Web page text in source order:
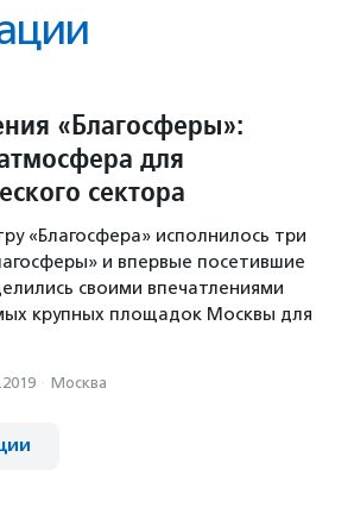
«Благосферы»:
для
сектора
«Благосфера» исполнилось три
и впервые посетившие
своими впечатлениями
крупных площадок Москвы для
· Москва